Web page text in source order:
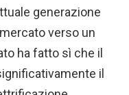
generazione
verso un
ha fatto sì che il
il